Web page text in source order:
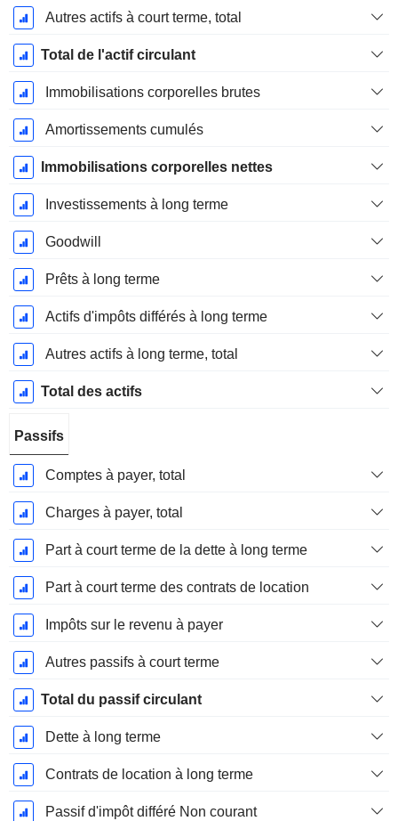
Autres actifs à court terme, total
Total de l'actif circulant
Immobilisations corporelles brutes
Amortissements cumulés
Immobilisations corporelles nettes
Investissements à long terme
Goodwill
Prêts à long terme
Actifs d'impôts différés à long terme
Autres actifs à long terme, total
Total des actifs
Passifs
Comptes à payer, total
Charges à payer, total
Part à court terme de la dette à long terme
Part à court terme des contrats de location
Impôts sur le revenu à payer
Autres passifs à court terme
Total du passif circulant
Dette à long terme
Contrats de location à long terme
Passif d'impôt différé Non courant